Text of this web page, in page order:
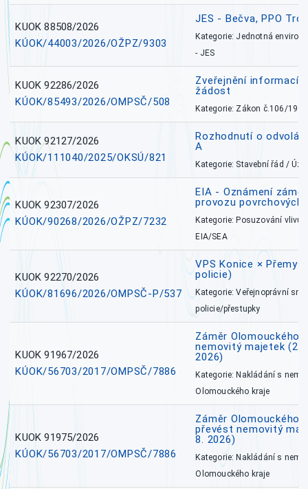
KUOK 88508/2026
KÚOK/44003/2026/OŽPZ/9303
JES - Bečva, PPO
Kategorie: Jednotná
- JES
KUOK 92286/2026
KÚOK/85493/2026/OMPSČ/508
Zveřejnění informací
žádost
Kategorie: Zákon č.106/1999
KUOK 92127/2026
KÚOK/111040/2025/OKSÚ/821
Rozhodnutí o
A
Kategorie: Stavební řád /
KUOK 92307/2026
KÚOK/90268/2026/OŽPZ/7232
EIA - Oznámení
provozu povrchových
Kategorie: Posuzování vlivů
EIA/SEA
KUOK 92270/2026
KÚOK/81696/2026/OMPSČ-P/537
VPS Konice ×
policie)
Kategorie: Veřejnoprávní
policie/přestupky
KUOK 91967/2026
KÚOK/56703/2017/OMPSČ/7886
Záměr Olomouckého
nemovitý majetek
2026)
Kategorie: Nakládání s
Olomouckého kraje
KUOK 91975/2026
KÚOK/56703/2017/OMPSČ/7886
Záměr Olomouckého
převést nemovitý
8. 2026)
Kategorie: Nakládání s
Olomouckého kraje